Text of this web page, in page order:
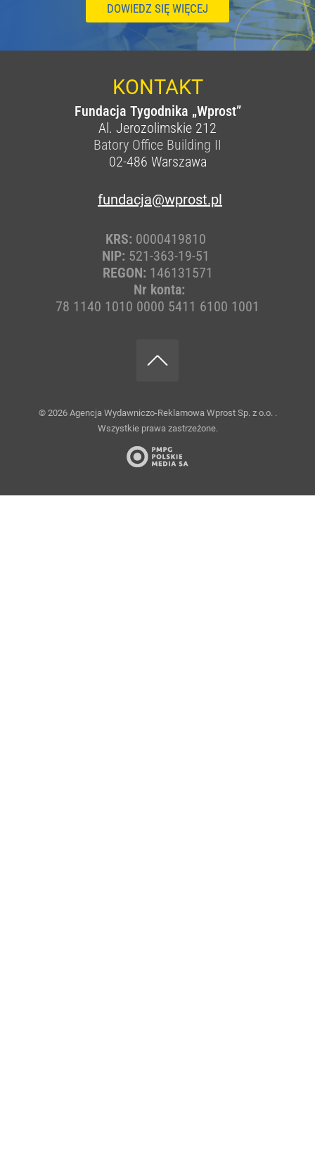
DOWIEDZ SIĘ WIĘCEJ
KONTAKT
Fundacja Tygodnika „Wprost”
Al. Jerozolimskie 212
Batory Office Building II
02-486 Warszawa
fundacja@wprost.pl
KRS: 0000419810
NIP: 521-363-19-51
REGON: 146131571
Nr konta:
78 1140 1010 0000 5411 6100 1001
© 2026 Agencja Wydawniczo-Reklamowa Wprost Sp. z o.o. .
Wszystkie prawa zastrzeżone.